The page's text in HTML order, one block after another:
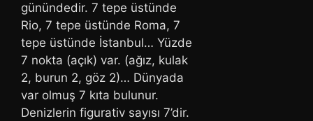
günündedir. 7 tepe üstünde
Rio, 7 tepe üstünde Roma, 7
tepe üstünde İstanbul… Yüzde
7 nokta (açık) var. (ağız, kulak
2, burun 2, göz 2)… Dünyada
var olmuş 7 kıta bulunur.
Denizlerin figurativ sayısı 7’dir.